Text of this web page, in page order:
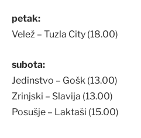
petak:
Velež – Tuzla City (18.00)
subota:
Jedinstvo – Gošk (13.00)
Zrinjski – Slavija (13.00)
Posušje – Laktaši (15.00)